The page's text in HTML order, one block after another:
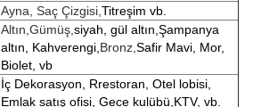
Ayna, Saç Çizgisi, Titreşim vb.
Altın, Gümüş, siyah, gül altın, Şampanya
altın, Kahverengi, Bronz, Safir Mavi, Mor,
Biolet, vb
İç Dekorasyon, Rrestoran, Otel lobisi,
Emlak satış ofisi, Gece kulübü, KTV, vb.